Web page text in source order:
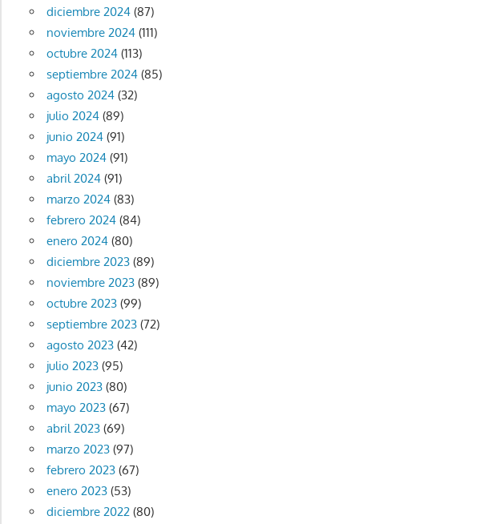
diciembre 2024(87)
noviembre 2024(111)
octubre 2024(113)
septiembre 2024(85)
agosto 2024(32)
julio 2024(89)
junio 2024(91)
mayo 2024(91)
abril 2024(91)
marzo 2024(83)
febrero 2024(84)
enero 2024(80)
diciembre 2023(89)
noviembre 2023(89)
octubre 2023(99)
septiembre 2023(72)
agosto 2023(42)
julio 2023(95)
junio 2023(80)
mayo 2023(67)
abril 2023(69)
marzo 2023(97)
febrero 2023(67)
enero 2023(53)
diciembre 2022(80)